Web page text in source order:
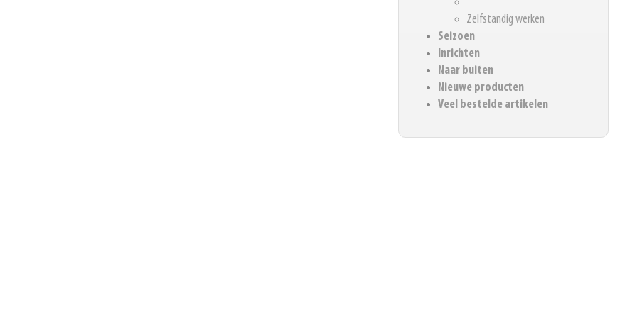
Zelfstandig werken
Seizoen
Inrichten
Naar buiten
Nieuwe producten
Veel bestelde artikelen